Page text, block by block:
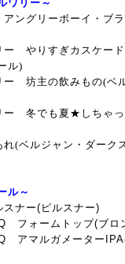
ワリー～
ングリーボーイ・ブ
ー やりすぎカスケー
ル)
ー 坊主の飲みもの(ベ
ー 冬でも夏★しちゃっ
(ベルジャン・ダーク
ル～
ナー(ピルスナー)
フォームトップ(ブロ
アマルガメーター